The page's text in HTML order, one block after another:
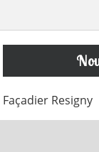
Façadier Resigny